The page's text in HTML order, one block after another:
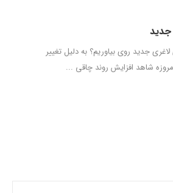
جدید روی بیاوریم؟ به دلیل تغییر
شاهد افزایش روند چاقی ...